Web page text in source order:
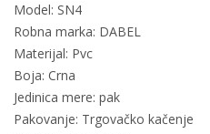
Model: SN4
Robna marka: DABEL
Materijal: Pvc
Boja: Crna
Jedinica mere: pak
Pakovanje: Trgovačko kačenje